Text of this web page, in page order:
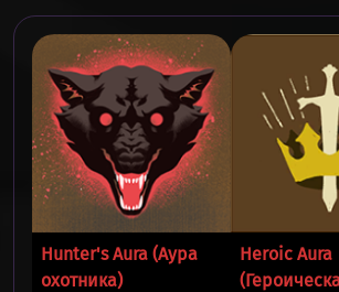
Hunter's Aura (Аура
охотника)
Heroic Aura